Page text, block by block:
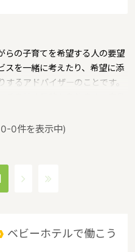
らの子育てを希望する人の要望
スを一緒に考えたり、希望に添
るアドバイザーのことです。
県の政令指定都市は広島市、人
す。広島県内には、保育所や
調べ） 広島県は、原爆ド
あるというような特徴があるエ
0件を表示中)
ベビーホテルで働こう